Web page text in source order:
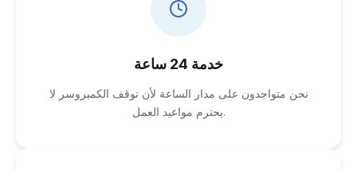
خدمة 24 ساعة
نحن متواجدون على مدار الساعة لأن توقف الكمبروسر لا
يحترم مواعيد العمل.